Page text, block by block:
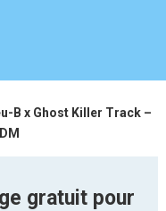
B x Ghost Killer Track –
gratuit pour